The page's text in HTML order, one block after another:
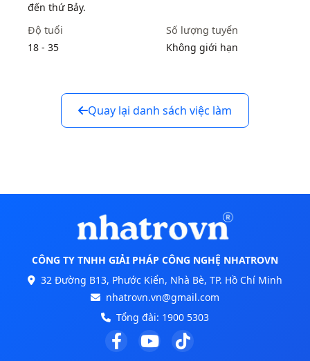
đến thứ Bảy.
Độ tuổi
18 - 35
Số lượng tuyển
Không giới hạn
Quay lại danh sách việc làm
CÔNG TY TNHH GIẢI PHÁP CÔNG NGHỆ NHATROVN
32 Đường B13, Phước Kiển, Nhà Bè, TP. Hồ Chí Minh
nhatrovn.vn@gmail.com
Tổng đài: 1900 5303